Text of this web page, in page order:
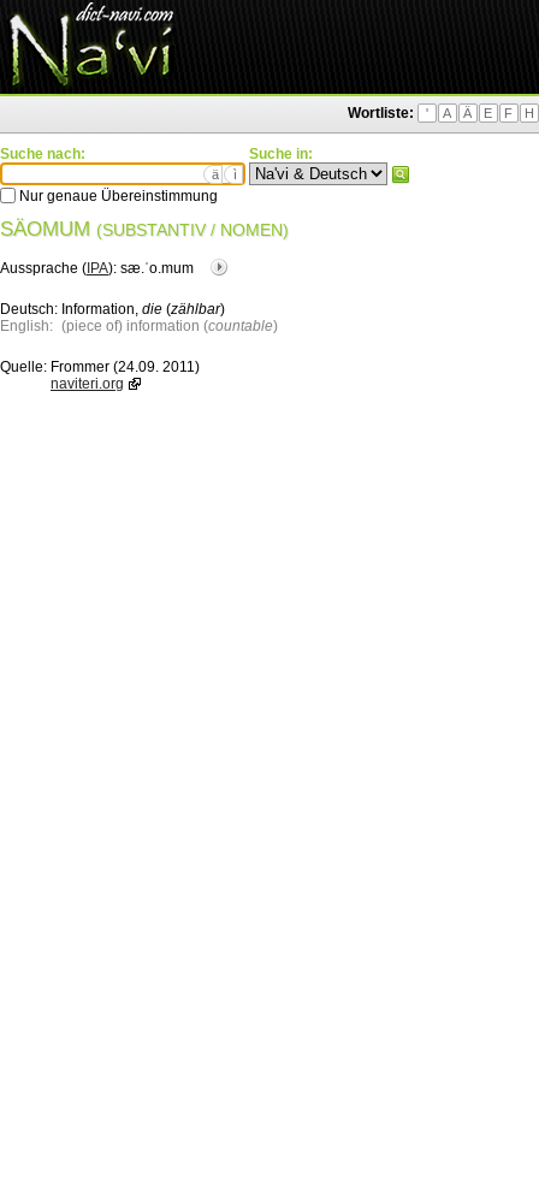
Wortliste: ' A Ä E F H
Suche nach:
ä ì
Nur genaue Übereinstimmung
Suche in:
SÄOMUM (SUBSTANTIV / NOMEN)
Aussprache ( IPA): sæ.ˈo.mum
Deutsch: Information, die (zählbar)
English: (piece of) information (countable)
Quelle: Frommer (24.09. 2011)
naviteri.org